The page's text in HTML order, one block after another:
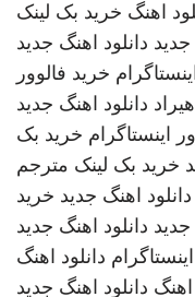
اهنگ خرید بک لینک
جدید دانلود اهنگ جدید
خرید فالوور
دانلود اهنگ جدید
اینستاگرام خرید بک
خرید بک لینک مترجم
دانلود اهنگ جدید خرید
جدید دانلود اهنگ جدید
دانلود اهنگ
اهنگ دانلود اهنگ جدید